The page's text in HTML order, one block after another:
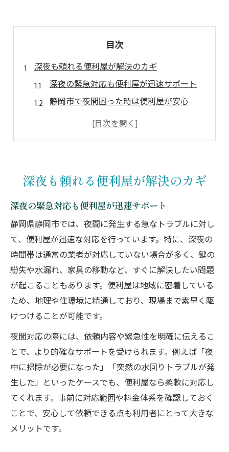
目次
深夜も頼れる便利屋が解決のカギ
深夜の緊急対応も便利屋が迅速サポート
静岡市で夜間困った時は便利屋が安心
便利屋の夜間サービスで暮らしの安全確保
静岡市で夜間に便利屋を選ぶ理由
静岡市で便利屋を夜間選ぶメリット解説
夜間でも素早く対応できる便利屋の魅力
便利屋の夜間対応で安心して依頼できる
静岡市の便利屋は夜間も幅広い対応力
急な用事も便利屋の夜間対応で安心解決
夜間の急な困りごと相談は便利屋へ
夜間の困りごとは便利屋が迅速に解決
深夜の相談も便利屋なら即日対応可能
便利屋の夜間サービスで不安を一掃
急な依頼も便利屋なら夜間対応で安心
安心の便利屋夜間対応サービス徹底解説
便利屋の夜間対応サービス詳細を解説
静岡市で安心できる便利屋夜間サポート
トラブル時も安心の便利屋夜間体制とは
深夜も頼れる便利屋が解決のカギ
深夜の緊急対応も便利屋が迅速サポート
静岡県静岡市では、夜間に発生する急なトラブルに対し
て、便利屋が迅速な対応を行っています。特に、深夜の
時間帯は通常の業者が対応していない場合が多く、鍵の
紛失や水漏れ、家具の移動など、すぐに解決したい問題
が起こることもあります。便利屋は地域に密着している
ため、地理や住環境に精通しており、現場まで素早く駆
けつけることが可能です。
夜間対応の際には、依頼内容や緊急性を明確に伝えるこ
とで、より的確なサポートを受けられます。例えば「夜
中に掃除が必要になった」「突然の水回りトラブルが発
生した」といったケースでも、便利屋なら柔軟に対応し
てくれます。事前に対応範囲や料金体系を確認しておく
ことで、安心して依頼できる点も利用者にとって大きな
メリットです。